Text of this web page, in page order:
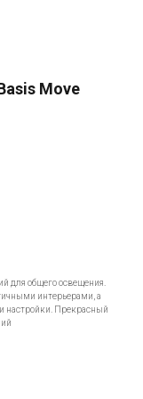
Move
для общего освещения.
интерьерами, а
настройки. Прекрасный